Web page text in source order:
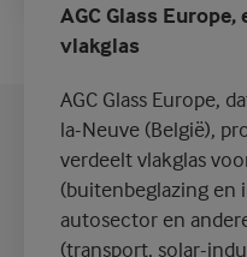
AGC Glass
vlakglas
AGC Glass Europe,
la-Neuve (België),
verdeelt vlakglas
(buitenbeglazing en
autosector en
(transport, solar-